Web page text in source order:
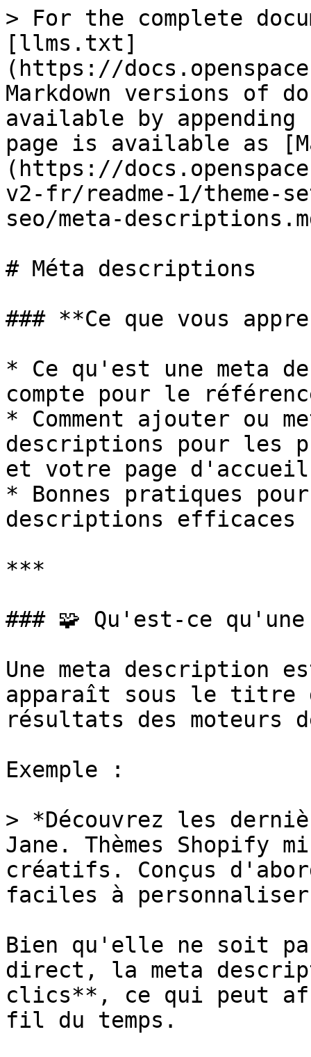
> For the complete
[llms.txt]
(https://
Markdown versions of
available by
page is available as
(https://
v2-fr/readme-1/theme-
seo/meta-
# Méta descriptions
### **Ce que vous
* Ce qu'est une meta
compte pour le
* Comment ajouter ou
descriptions pour les
et votre page d'accueil
* Bonnes pratiques
descriptions efficaces
***
### 🧩 Qu'est-ce
Une meta description
apparaît sous le titre
résultats des moteurs
Exemple :
> *Découvrez les
Jane. Thèmes Shopify
créatifs. Conçus
faciles à
Bien qu'elle ne soit
direct, la meta
clics**, ce qui peut
fil du temps.